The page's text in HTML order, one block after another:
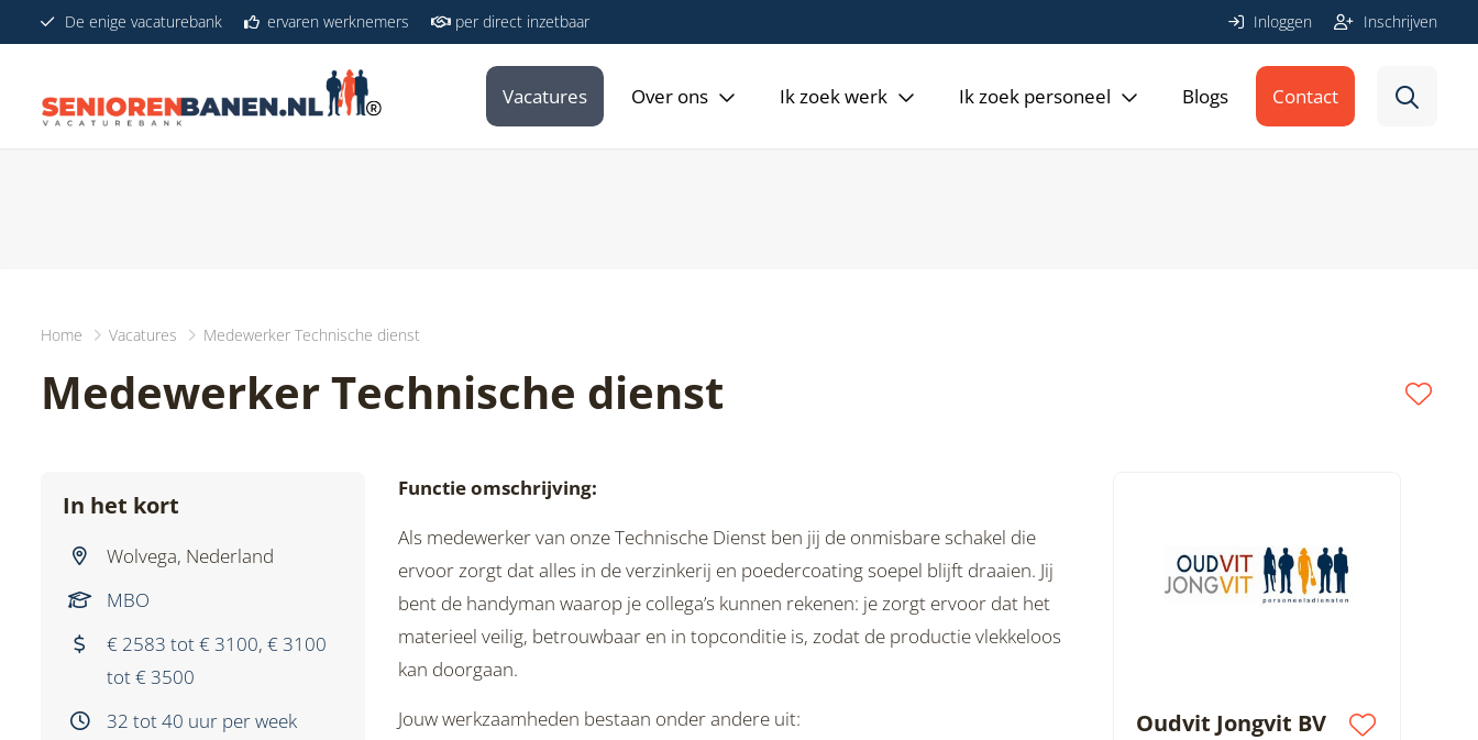
Home Vacatures Medewerker Technische dienst
Medewerker Technische dienst
In het kort
Wolvega, Nederland
MBO
€ 2583 tot € 3100, € 3100
tot € 3500
32 tot 40 uur per week
Functie omschrijving:
Als medewerker van onze Technische Dienst ben jij de onmisbare schakel die
ervoor zorgt dat alles in de verzinkerij en poedercoating soepel blijft draaien. Jij
bent de handyman waarop je collega’s kunnen rekenen: je zorgt ervoor dat het
materieel veilig, betrouwbaar en in topconditie is, zodat de productie vlekkeloos
kan doorgaan.
Jouw werkzaamheden bestaan onder andere uit:
Oudvit Jongvit BV
De enige vacaturebank ervaren werknemers per direct inzetbaar Inloggen Inschrijven
Vacatures Over ons Ik zoek werk Ik zoek personeel Blogs Contact